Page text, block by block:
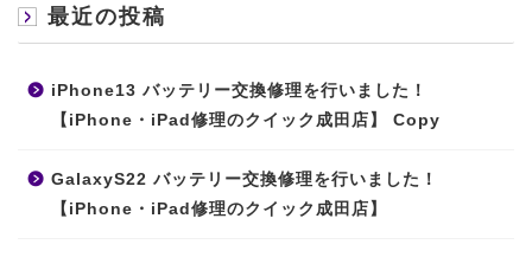
最近の投稿
iPhone13 バッテリー交換修理を行いました！
【iPhone・iPad修理のクイック成田店】 Copy
GalaxyS22 バッテリー交換修理を行いました！
【iPhone・iPad修理のクイック成田店】